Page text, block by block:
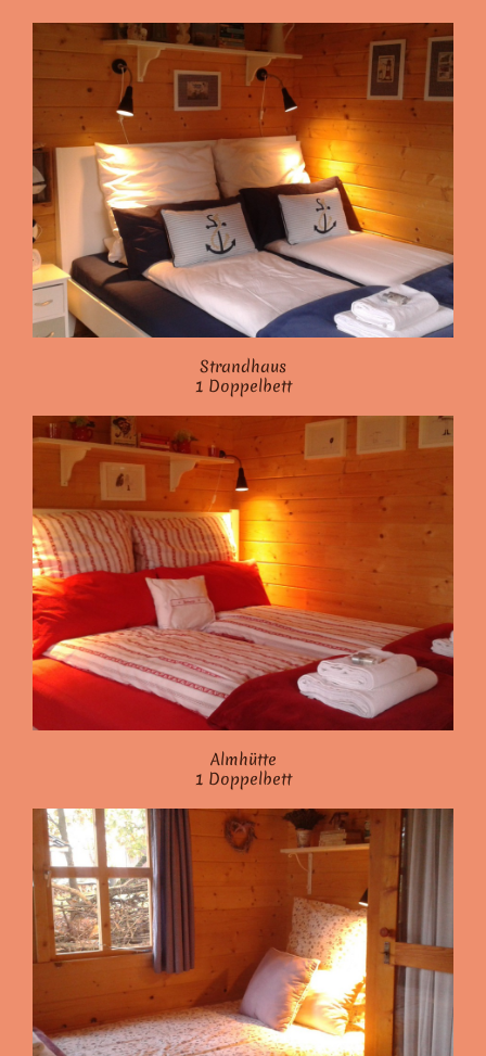
Strandhaus
1 Doppelbett
Almhütte
1 Doppelbett